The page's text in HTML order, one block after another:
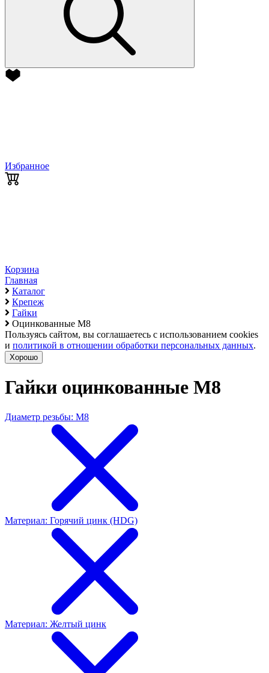
Избранное
Корзина
Главная
Каталог
Крепеж
Гайки
Оцинкованные М8
Пользуясь сайтом, вы соглашаетесь с использованием cookies
и политикой в отношении обработки персональных данных.
Хорошо
Гайки оцинкованные М8
Диаметр резьбы: М8
Материал: Горячий цинк (HDG)
Материал: Желтый цинк